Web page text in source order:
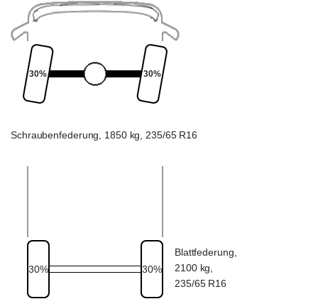
30% 30%
Schraubenfederung, 1850 kg, 235/65 R16
30% 30%
Blattfederung,
2100 kg,
235/65 R16